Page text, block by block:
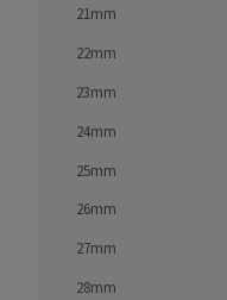
21mm
22mm
23mm
24mm
25mm
26mm
27mm
28mm